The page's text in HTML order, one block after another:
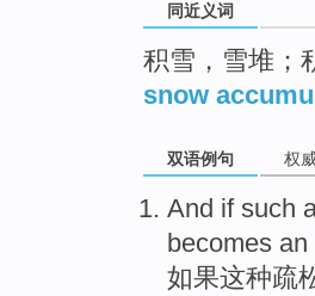
同近义词
积雪，雪堆；
snow
双语例句 权
And if such
becomes
如果这种疏